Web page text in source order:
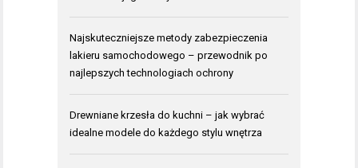
Najskuteczniejsze metody zabezpieczenia
lakieru samochodowego – przewodnik po
najlepszych technologiach ochrony
Drewniane krzesła do kuchni – jak wybrać
idealne modele do każdego stylu wnętrza